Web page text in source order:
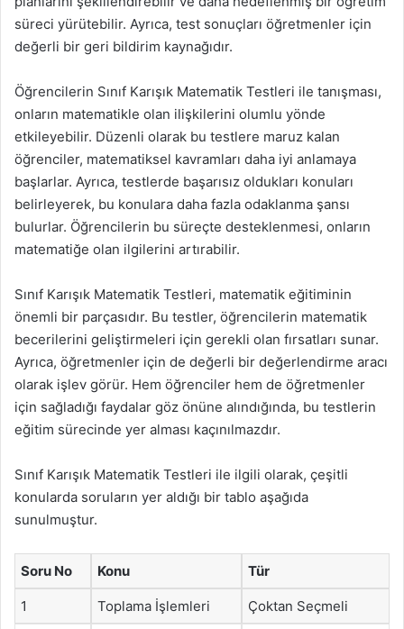
süreci yürütebilir. Ayrıca, test sonuçları öğretmenler için
değerli bir geri bildirim kaynağıdır.
Öğrencilerin Sınıf Karışık Matematik Testleri ile tanışması,
onların matematikle olan ilişkilerini olumlu yönde
etkileyebilir. Düzenli olarak bu testlere maruz kalan
öğrenciler, matematiksel kavramları daha iyi anlamaya
başlarlar. Ayrıca, testlerde başarısız oldukları konuları
belirleyerek, bu konulara daha fazla odaklanma şansı
bulurlar. Öğrencilerin bu süreçte desteklenmesi, onların
matematiğe olan ilgilerini artırabilir.
Sınıf Karışık Matematik Testleri, matematik eğitiminin
önemli bir parçasıdır. Bu testler, öğrencilerin matematik
becerilerini geliştirmeleri için gerekli olan fırsatları sunar.
Ayrıca, öğretmenler için de değerli bir değerlendirme aracı
olarak işlev görür. Hem öğrenciler hem de öğretmenler
için sağladığı faydalar göz önüne alındığında, bu testlerin
eğitim sürecinde yer alması kaçınılmazdır.
Sınıf Karışık Matematik Testleri ile ilgili olarak, çeşitli
konularda soruların yer aldığı bir tablo aşağıda
sunulmuştur.
Soru No Konu Tür
1 Toplama İşlemleri Çoktan Seçmeli